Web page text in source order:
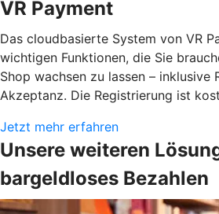
VR Payment
Das cloudbasierte System von VR
wichtigen Funktionen, die Sie
Shop wachsen zu lassen – inklusive
Akzeptanz. Die Registrierung ist
Jetzt mehr erfahren
Unsere weiteren
bargeldloses Bezahlen